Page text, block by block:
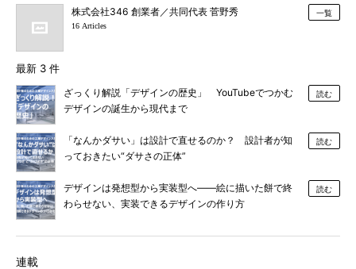
株式会社346 創業者／共同代表 菅野秀
16 Articles
一覧
最新 3 件
ざっくり解説「デザインの歴史」 YouTubeでつかむ
デザインの誕生から現代まで
読む
「なんかダサい」は設計で直せるのか？ 設計者が知
っておきたい“ダサさの正体”
読む
デザインは発想型から実装型へ――絵に描いた餅で終
わらせない、実装できるデザインの作り方
読む
連載